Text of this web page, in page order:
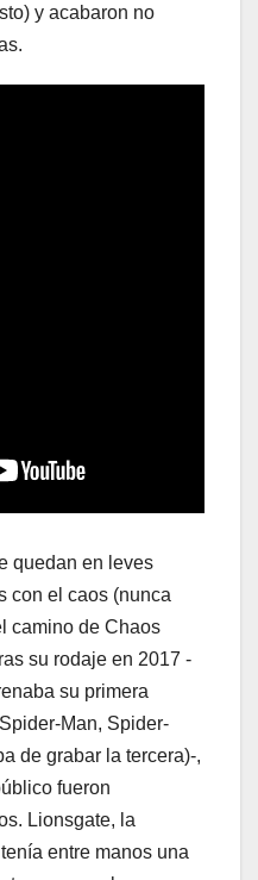
y acabaron no
quedan en leves
con el caos (nunca
camino de Chaos
su rodaje en 2017 -
su primera
Man, Spider-
de grabar la tercera)-,
fueron
Lionsgate, la
entre manos una